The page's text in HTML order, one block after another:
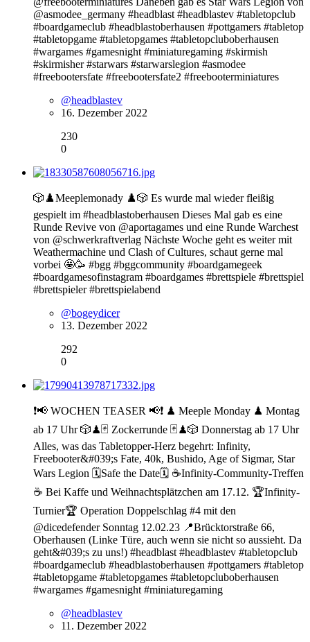
@asmodee_germany #headblast #headblastev #tabletopclub
#boardgameclub #headblastoberhausen #pottgamers #tabletop
#tabletopgame #tabletopgames #tabletopcluboberhausen
#wargames #gamesnight #miniaturegaming #skirmish
#skirmisher #starwars #starwarslegion #asmodee
#freebootersfate #freebootersfate2 #freebooterminiatures
@headblastev
16. Dezember 2022
230
0
🎲♟️Meeplemonady ♟️🎲 Es wurde mal wieder fleißig
gespielt im #headblastoberhausen Dieses Mal gab es eine
Runde Revive von @aportagames und eine Runde Warchest
von @schwerkraftverlag Nächste Woche geht es weiter mit
Weathermachine und Clash of Cultures, schaut gerne mal
vorbei 🤩🥳 #bgg #bggcommunity #boardgamegeek
#boardgamesofinstagram #boardgames #brettspiele #brettspiel
#brettspieler #brettspielabend
@bogeydicer
13. Dezember 2022
292
0
❗️📢 WOCHEN TEASER 📢❗️ ♟ Meeple Monday ♟ Montag
ab 17 Uhr 🎲♟🃏 Zockerrunde 🃏♟🎲 Donnerstag ab 17 Uhr
Alles, was das Tabletopper-Herz begehrt: Infinity,
Freebooter&#039;s Fate, 40k, Bushido, Age of Sigmar, Star
Wars Legion 🗓Safe the Date🗓 ☕️Infinity-Community-Treffen
☕️ Bei Kaffe und Weihnachtsplätzchen am 17.12. 🏆Infinity-
Turnier🏆 Operation Doppelschlag #4 mit den
@dicedefender Sonntag 12.02.23 📍Brücktorstraße 66,
Oberhausen (Linke Türe, auch wenn sie nicht so aussieht. Da
geht&#039;s zu uns!) #headblast #headblastev #tabletopclub
#boardgameclub #headblastoberhausen #pottgamers #tabletop
#tabletopgame #tabletopgames #tabletopcluboberhausen
#wargames #gamesnight #miniaturegaming
@headblastev
11. Dezember 2022